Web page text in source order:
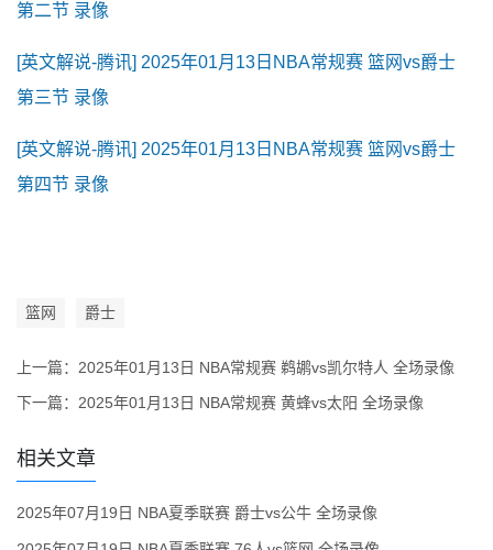
第二节 录像
[英文解说-腾讯] 2025年01月13日NBA常规赛 篮网vs爵士
第三节 录像
[英文解说-腾讯] 2025年01月13日NBA常规赛 篮网vs爵士
第四节 录像
篮网 爵士
上一篇： 2025年01月13日 NBA常规赛 鹈鹕vs凯尔特人 全场录像
下一篇： 2025年01月13日 NBA常规赛 黄蜂vs太阳 全场录像
相关文章
2025年07月19日 NBA夏季联赛 爵士vs公牛 全场录像